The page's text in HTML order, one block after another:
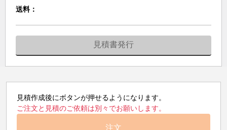
送料：
見積書発行
見積作成後にボタンが押せるようになります。
ご注文と見積のご依頼は別々でお願いします。
注文